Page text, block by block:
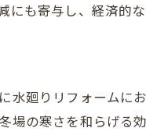
る準備を整えよう
ムアイデア
実践法
選定
も寄与し、経済的
廻りリフォームに
の寒さを和らげる